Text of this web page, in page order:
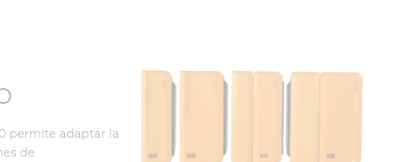
permite adaptar la
de